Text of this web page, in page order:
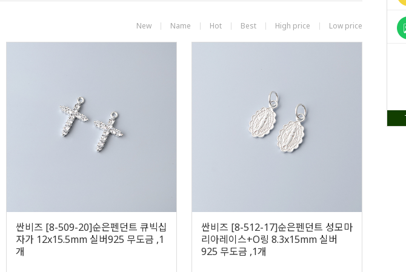
New Name Hot Best High price Low price
싼비즈 [8-509-20]순은펜던트 큐빅십
자가 12x15.5mm 실버925 무도금 ,1
개
싼비즈 [8-512-17]순은펜던트 성모마
리아레이스+O링 8.3x15mm 실버
925 무도금 ,1개